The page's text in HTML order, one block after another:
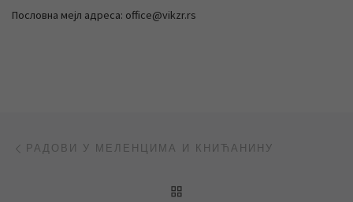
Пословна мејл адреса: office@vikzr.rs
Post navigation
РАДОВИ У МЕЛЕНЦИМА И КНИЋАНИНУ